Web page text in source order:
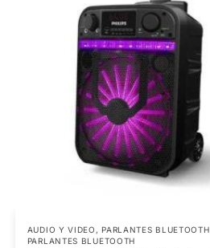
AUDIO Y VIDEO ,PARLANTES BLUETOOTH
PARLANTES BLUETOOTH